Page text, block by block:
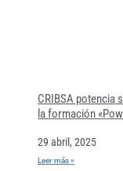
CRIBSA potencia
la formación
29 abril, 2025
Leer más »